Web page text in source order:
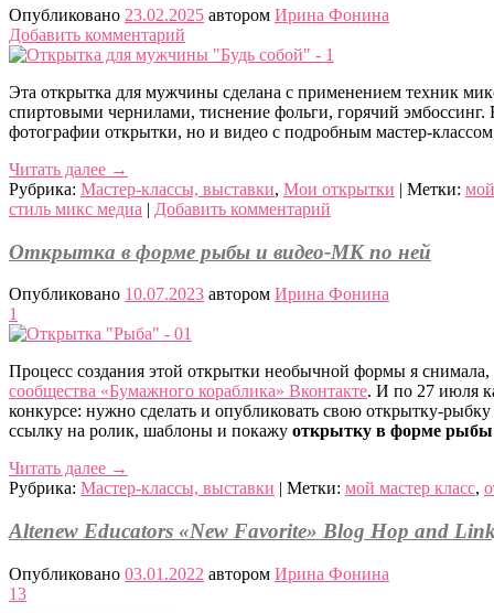
Опубликовано 23.02.2025 автором Ирина Фонина
Добавить комментарий
Эта открытка для мужчины сделана с применением техник
спиртовыми чернилами, тиснение фольги, горячий эмбоссинг.
фотографии открытки, но и видео с подробным мастер-
Читать далее →
Рубрика: Мастер-классы, выставки, Мои открытки | Метки:
стиль микс медиа | Добавить комментарий
Открытка в форме рыбы и видео-МК по ней
Опубликовано 10.07.2023 автором Ирина Фонина
1
Процесс создания этой открытки необычной формы я
сообщества «Бумажного кораблика» Вконтакте. И по 27 июля
конкурсе: нужно сделать и опубликовать свою открытку-
ссылку на ролик, шаблоны и покажу открытку в форме рыбы
Читать далее →
Рубрика: Мастер-классы, выставки | Метки: мой мастер класс,
Altenew Educators «New Favorite» Blog Hop and
Опубликовано 03.01.2022 автором Ирина Фонина
13